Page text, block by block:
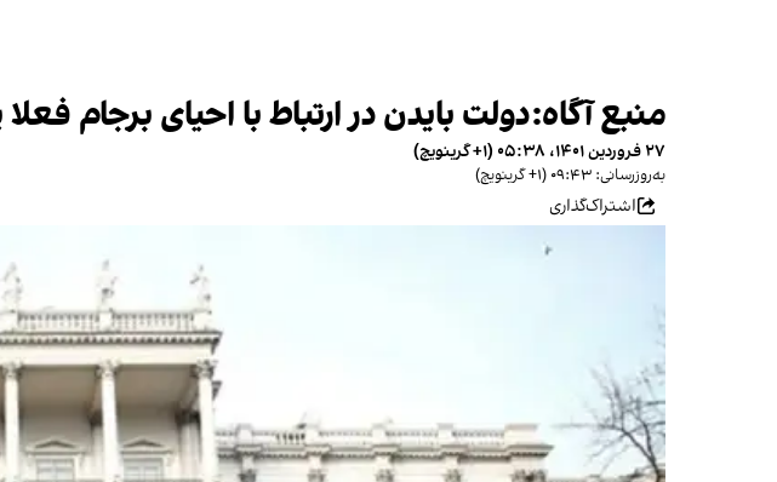
منبع آگاه:دولت بایدن در ارتباط با احیای برجام
۲۷ فروردین ۱۴۰۱، ۰۵:۳۸ (‎+۱ گرینویچ)
به‌روزرسانی: ۰۹:۴۳ (‎+۱ گرینویچ)
اشتراک‌گذاری